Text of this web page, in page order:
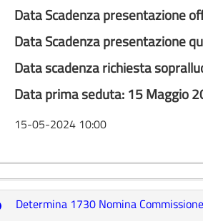
Data Scadenza presentazione
Data Scadenza presentazione
Data scadenza richiesta
Data prima seduta: 15 Maggio
15-05-2024 10:00
Determina 1730 Nomina Commissione